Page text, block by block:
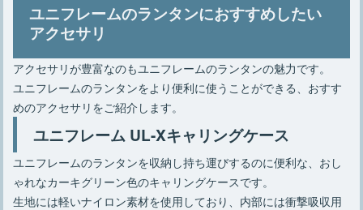
ユニフレームのランタンにおすすめしたい
アクセサリ
アクセサリが豊富なのもユニフレームのランタンの魅力です。
ユニフレームのランタンをより便利に使うことができる、おすす
めのアクセサリをご紹介します。
ユニフレーム UL-Xキャリングケース
ユニフレームのランタンを収納し持ち運びするのに便利な、おし
ゃれなカーキグリーン色のキャリングケースです。
生地には軽いナイロン素材を使用しており、内部には衝撃吸収用